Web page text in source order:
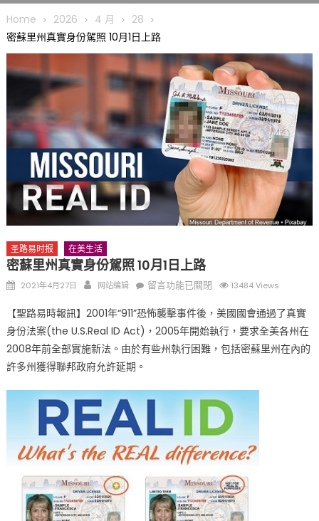
圆满举行
圣路易龙舟俱乐部5月16日龙舟体验日 邀请各界亲身体验划行乐
趣 + 水上竞速魅力
三十二载跨越时空的相逢
执掌密苏里植物园近四十年 致力推动全球植物多样性研究与中美
合作 Peter Raven 博士逝世 享年89岁
一晃三十年，初夏又相逢。中华日，等你来赴约 —— 密苏里植物
园“中华日三十周年特别报道（五）
筝声与琴韵交汇：刘励(Li Statler)与钢琴家Darek演绎一场古筝
与钢琴的精彩对话
Home 2026 4 月
28
密蘇里州真實身份駕照 10月1日上路
圣路易时报 在美生活
密蘇里州真實身份駕照 10月1日上路
Posted
2021年4月27日 Author
网站编辑
在
蘇
里
州
身
駕
照
10
月
1
日
留言功能已關閉 13484 Views
【聖路易時報訊】2001年“911”恐怖襲擊事件後，美國國會通過了真實
身份法案(the U.S.Real ID Act)，2005年開始執行，要求全美各州在
2008年前全部實施新法。由於有些州執行困難，包括密蘇里州在內的
許多州獲得聯邦政府允許延期。